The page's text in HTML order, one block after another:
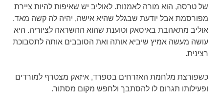
של טרסה, הוא מורה לאמנות. לאוליב יש שאיפות להיות ציירת
מפורסמת אבל יודעת שבגלל שהיא אישה, יהיה לה קשה מאד.
אוליב מתאהבת באיסאק וטוענת שהוא ההשראה לציוריה. היא
עושה מעשה אמיץ שיביא אותה ואת הסובבים אותה לתסבוכת
רצינית.
כשפורצת מלחמת האזרחים בספרד, איזאק מצטרף למורדים
ופעילותו תגרום לו להסתבך ולחפש מקום מסתור.